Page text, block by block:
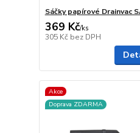
Sáčky papírové Drainvac
369 Kč/ks
305 Kč bez DPH
Akce
Doprava ZDARMA